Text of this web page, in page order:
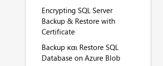
Encrypting SQL Server
Backup & Restore with
Certificate
Backup και Restore SQL
Database on Azure Blob